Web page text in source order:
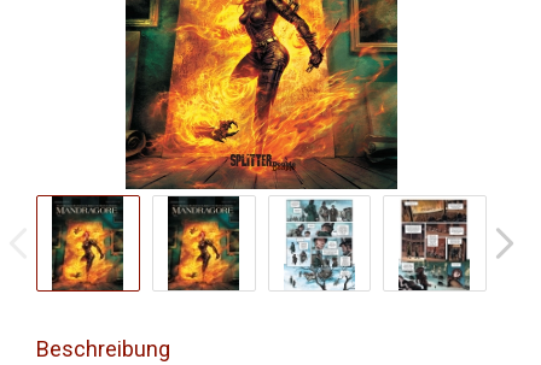
Beschreibung